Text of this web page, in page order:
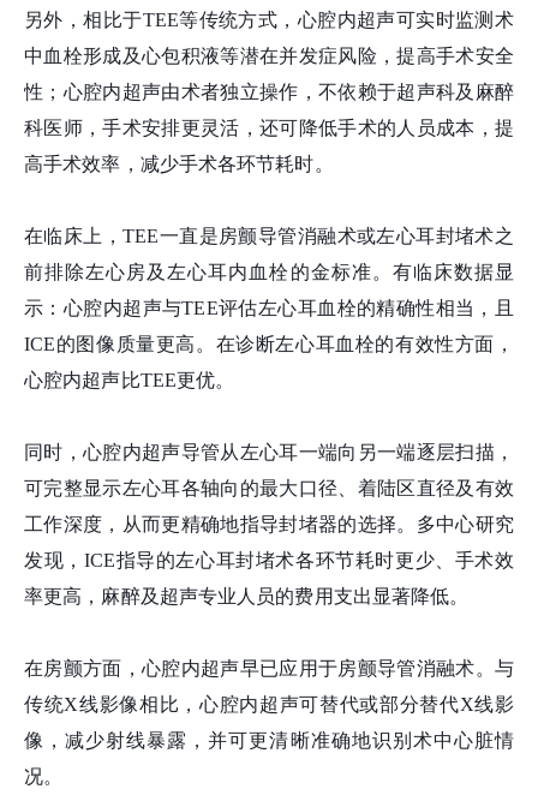
另外，相比于TEE等传统方式，心腔内超声可实时监测术
中血栓形成及心包积液等潜在并发症风险，提高手术安全
性；心腔内超声由术者独立操作，不依赖于超声科及麻醉
科医师，手术安排更灵活，还可降低手术的人员成本，提
高手术效率，减少手术各环节耗时。
在临床上，TEE一直是房颤导管消融术或左心耳封堵术之
前排除左心房及左心耳内血栓的金标准。有临床数据显
示：心腔内超声与TEE评估左心耳血栓的精确性相当，且
ICE的图像质量更高。在诊断左心耳血栓的有效性方面，
心腔内超声比TEE更优。
同时，心腔内超声导管从左心耳一端向另一端逐层扫描，
可完整显示左心耳各轴向的最大口径、着陆区直径及有效
工作深度，从而更精确地指导封堵器的选择。多中心研究
发现，ICE指导的左心耳封堵术各环节耗时更少、手术效
率更高，麻醉及超声专业人员的费用支出显著降低。
在房颤方面，心腔内超声早已应用于房颤导管消融术。与
传统X线影像相比，心腔内超声可替代或部分替代X线影
像，减少射线暴露，并可更清晰准确地识别术中心脏情
况。